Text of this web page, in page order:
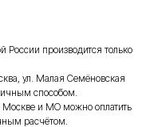
России производится только
ул. Малая Семёновская
способом.
Москве и МО можно оплатить
расчётом.